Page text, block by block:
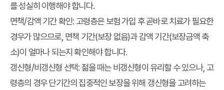
를 성실히 이행해야 합니다.
면책/감액 기간 확인: 고령층은 보험 가입 후 곧바로 치료가 필요한
경우가 많으므로, 면책 기간(보장 없음)과 감액 기간(보장금액 축
소)이 얼마나 되는지 확인해야 합니다.
갱신형/비갱신형 선택: 젊을 때는 비갱신형이 유리할 수 있으나, 고
령층의 경우 단기간의 집중적인 보장을 위해 갱신형을 고려하는